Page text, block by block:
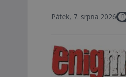
Pátek, 7. srpna 2026